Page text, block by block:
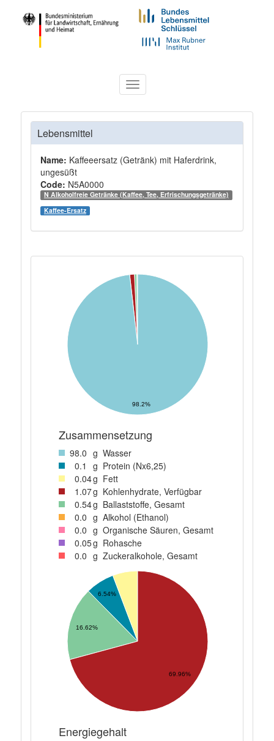
Toggle
navigation
Lebensmittel
Name: Kaffeeersatz (Getränk) mit Haferdrink,
ungesüßt
Code: N5A0000
N Alkoholfreie Getränke (Kaffee, Tee, Erfrischungsgetränke)
Kaffee-Ersatz
98.2%
Zusammensetzung
98.0 g Wasser
0.1 g Protein (Nx6,25)
0.04g Fett
1 .07g Kohlenhydrate, Verfügbar
0.54g Ballaststoffe, Gesamt
0.0 g Alkohol (Ethanol)
0.0 g Organische Säuren, Gesamt
0.05g Rohasche
0.0 g Zuckeralkohole, Gesamt
6.54%
16.62%
69.96%
Energiegehalt